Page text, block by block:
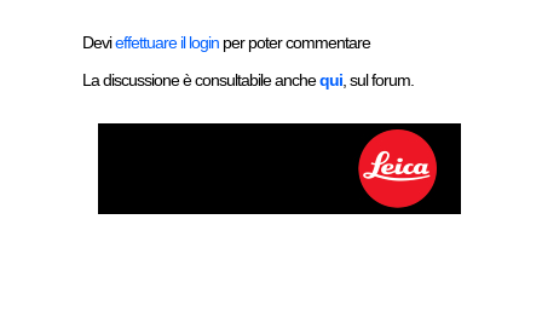
Devieffettuare il login per poter commentare
La discussione è consultabile anchequi , sul forum.